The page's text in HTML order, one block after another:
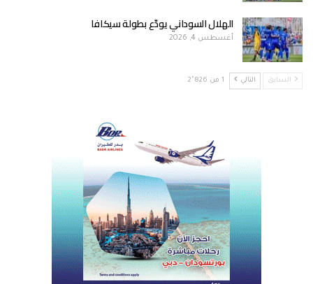
الهلال السوداني يودّع بطولة سيكافا
أغسطس 4, 2026
السابق التالي 1 من 2٬826